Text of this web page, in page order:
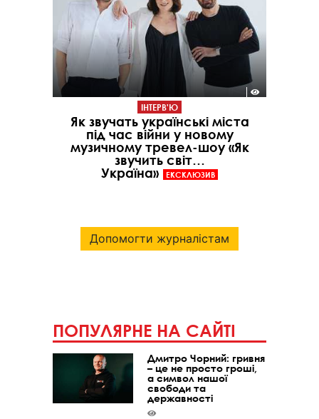
ІНТЕРВ'Ю
Як звучать українські міста
під час війни у новому
музичному тревел-шоу «Як
звучить світ…
Україна»
ЕКСКЛЮЗИВ
Допомогти журналістам
ПОПУЛЯРНЕ НА САЙТІ
Дмитро Чорний: гривня
– це не просто гроші,
а символ нашої
свободи та
державності